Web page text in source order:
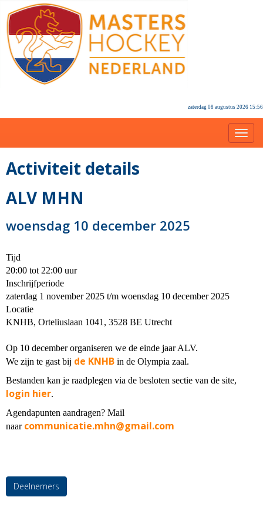
zaterdag 08 augustus 2026 15:56
Activiteit details
ALV MHN
woensdag 10 december 2025
Tijd
20:00 tot 22:00 uur
Inschrijfperiode
zaterdag 1 november 2025 t/m woensdag 10 december 2025
Locatie
KNHB, Orteliuslaan 1041, 3528 BE Utrecht
Op 10 december organiseren we de einde jaar ALV.
We zijn te gast bij de KNHB in de Olympia zaal.
Bestanden kan je raadplegen via de besloten sectie van de site,
login hier.
Agendapunten aandragen? Mail
naar communicatie.mhn@gmail.com
Deelnemers